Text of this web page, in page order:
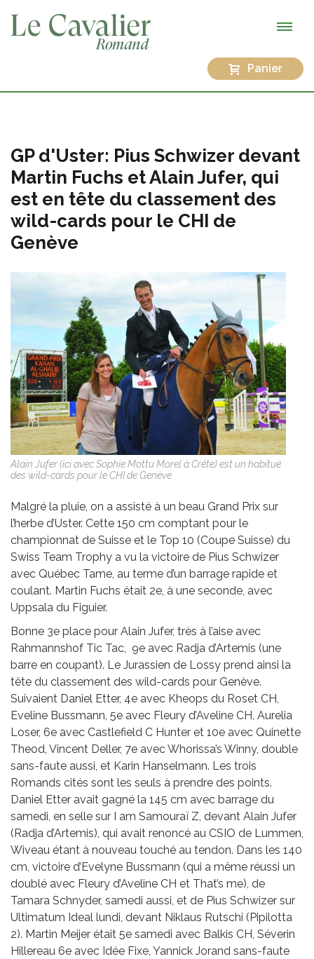
Panier
GP d'Uster: Pius Schwizer devant
Martin Fuchs et Alain Jufer, qui
est en tête du classement des
wild-cards pour le CHI de
Genève
Alain Jufer (ici avec Sophie Mottu Morel à Crête) est un habitué
des wild-cards pour le CHI de Genève
Malgré la pluie, on a assisté à un beau Grand Prix sur
l’herbe d’Uster. Cette 150 cm comptant pour le
championnat de Suisse et le Top 10 (Coupe Suisse) du
Swiss Team Trophy a vu la victoire de Pius Schwizer
avec Québec Tame, au terme d’un barrage rapide et
coulant. Martin Fuchs était 2e, à une seconde, avec
Uppsala du Figuier.
Bonne 3e place pour Alain Jufer, très à l’aise avec
Rahmannshof Tic Tac, 9e avec Radja d’Artemis (une
barre en coupant). Le Jurassien de Lossy prend ainsi la
tête du classement des wild-cards pour Genève.
Suivaient Daniel Etter, 4e avec Kheops du Roset CH,
Eveline Bussmann, 5e avec Fleury d’Aveline CH, Aurelia
Loser, 6e avec Castlefield C Hunter et 10e avec Quinette
Theod, Vincent Deller, 7e avec Whorissa’s Winny, double
sans-faute aussi, et Karin Hanselmann. Les trois
Romands cités sont les seuls à prendre des points.
Daniel Etter avait gagné la 145 cm avec barrage du
samedi, en selle sur I am Samouraï Z, devant Alain Jufer
(Radja d’Artemis), qui avait renoncé au CSIO de Lummen,
Wiveau étant à nouveau touché au tendon. Dans les 140
cm, victoire d’Evelyne Bussmann (qui a même réussi un
doublé avec Fleury d’Aveline CH et That’s me), de
Tamara Schnyder, samedi aussi, et de Pius Schwizer sur
Ultimatum Ideal lundi, devant Niklaus Rutschi (Pipilotta
2). Martin Meijer était 5e samedi avec Balkis CH, Séverin
Hillereau 6e avec Idée Fixe, Yannick Jorand sans-faute